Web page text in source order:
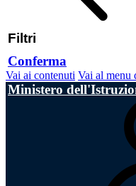
Filtri
Conferma
Vai ai contenuti Vai al menu
Ministero